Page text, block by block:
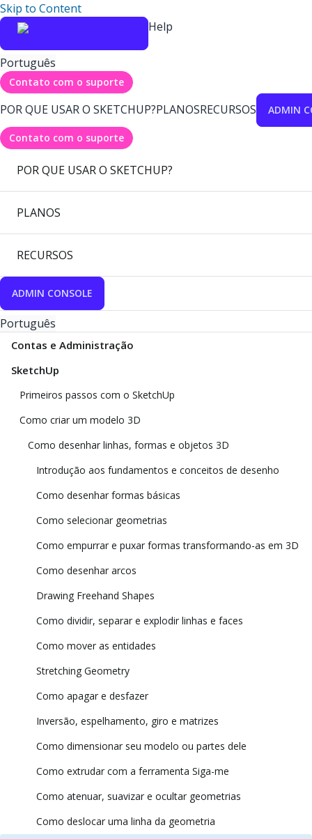
Skip to Content
Help
Português
Contato com o suporte
POR QUE USAR O SKETCHUP?PLANOSRECURSOS ADMIN
Contato com o suporte
POR QUE USAR O SKETCHUP?
PLANOS
RECURSOS
ADMIN CONSOLE
Português
Contas e Administração
SketchUp
Primeiros passos com o SketchUp
Como criar um modelo 3D
Como desenhar linhas, formas e objetos 3D
Introdução aos fundamentos e conceitos de desenho
Como desenhar formas básicas
Como selecionar geometrias
Como empurrar e puxar formas transformando-as em 3D
Como desenhar arcos
Drawing Freehand Shapes
Como dividir, separar e explodir linhas e faces
Como mover as entidades
Stretching Geometry
Como apagar e desfazer
Inversão, espelhamento, giro e matrizes
Como dimensionar seu modelo ou partes dele
Como extrudar com a ferramenta Siga-me
Como atenuar, suavizar e ocultar geometrias
Como deslocar uma linha da geometria